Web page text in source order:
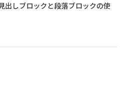
出しブロックと段落ブロックの使